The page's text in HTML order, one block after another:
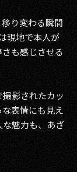
り変わる瞬間
現地で本人が
も感じさせる
影されたカッ
表情にも見え
魅力も、あざ